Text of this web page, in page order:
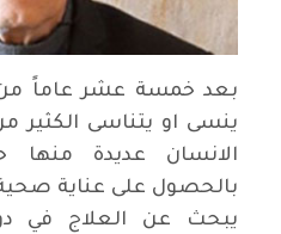
بعد خمسة عشر عاماً من
ينسى او يتناسى الكثير
الانسان عديدة منها
بالحصول على عناية
يبحث عن العلاج في